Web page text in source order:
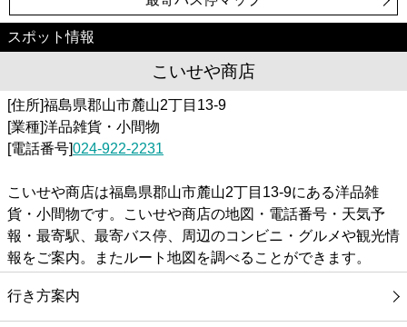
スポット情報
こいせや商店
[住所]福島県郡山市麓山2丁目13-9
[業種]洋品雑貨・小間物
[電話番号]024-922-2231
こいせや商店は福島県郡山市麓山2丁目13-9にある洋品雑
貨・小間物です。こいせや商店の地図・電話番号・天気予
報・最寄駅、最寄バス停、周辺のコンビニ・グルメや観光情
報をご案内。またルート地図を調べることができます。
行き方案内